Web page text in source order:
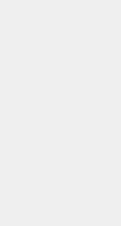
ve 4.160 seviyelerini